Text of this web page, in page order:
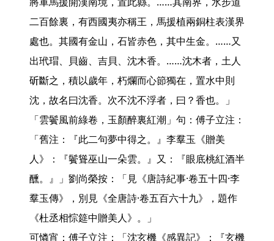
二百餘裏，有西國夷亦稱王，馬援植兩銅柱表漢界
處也。其國有金山，石皆赤色，其中生金。……又
出玳瑁、貝齒、吉貝、沈木香。……沈木者，土人
斫斷之，積以歲年，朽爛而心節獨在，置水中則
沈，故名曰沈香。次不沈不浮者，曰？香也。」
「雲鬢風前綠卷，玉顏醉裏紅潮」句：傅子立注：
「舊注：『此二句夢中得之。』李羣玉《贈美
人》：『鬢聳巫山一朵雲。』又：『眼底桃紅酒半
醺。』」劉尚榮按：「見《唐詩紀事·卷五十四·李
羣玉傳》，別見《全唐詩·卷五百六十九》，題作
《杜丞相悰筵中贈美人》。」
可憐宵：傅子立注：「沈玄機《感異記》：『玄機